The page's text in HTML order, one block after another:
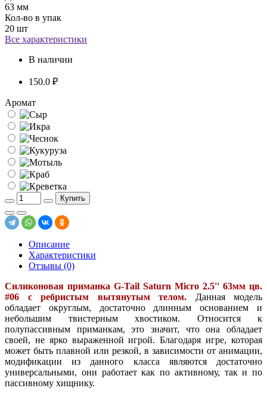
63 мм
Кол-во в упак
20 шт
Все характеристики
В наличии
150.0 ₽
Аромат
Купить
Описание
Характеристики
Отзывы (0)
Силиконовая приманка G-Tail Saturn Micro 2.5'' 63мм цв.
#06 с ребристым вытянутым телом. Данная модель
обладает округлым, достаточно длинным основанием и
небольшим твистерным хвостиком. Относится к
полупассивным приманкам, это значит, что она обладает
своей, не ярко выраженной игрой. Благодаря игре, которая
может быть плавной или резкой, в зависимости от анимации,
модификации из данного класса являются достаточно
универсальными, они работает как по активному, так и по
пассивному хищнику.